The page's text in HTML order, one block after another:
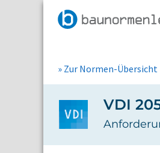
» Zur Normen-Übersicht
VDI